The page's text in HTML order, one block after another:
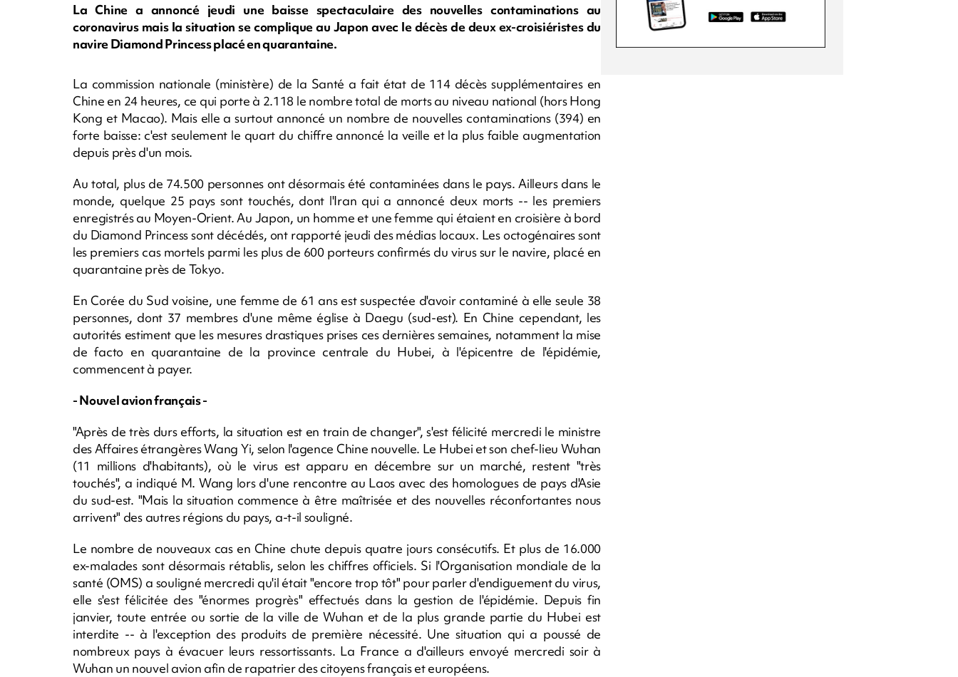
La Chine a annoncé jeudi une baisse spectaculaire des nouvelles contaminations au
coronavirus mais la situation se complique au Japon avec le décès de deux ex-croisiéristes du
navire Diamond Princess placé en quarantaine.
La commission nationale (ministère) de la Santé a fait état de 114 décès supplémentaires en
Chine en 24 heures, ce qui porte à 2.118 le nombre total de morts au niveau national (hors Hong
Kong et Macao). Mais elle a surtout annoncé un nombre de nouvelles contaminations (394) en
forte baisse: c'est seulement le quart du chiffre annoncé la veille et la plus faible augmentation
depuis près d'un mois.
Au total, plus de 74.500 personnes ont désormais été contaminées dans le pays. Ailleurs dans le
monde, quelque 25 pays sont touchés, dont l'Iran qui a annoncé deux morts -- les premiers
enregistrés au Moyen-Orient. Au Japon, un homme et une femme qui étaient en croisière à bord
du Diamond Princess sont décédés, ont rapporté jeudi des médias locaux. Les octogénaires sont
les premiers cas mortels parmi les plus de 600 porteurs confirmés du virus sur le navire, placé en
quarantaine près de Tokyo.
En Corée du Sud voisine, une femme de 61 ans est suspectée d'avoir contaminé à elle seule 38
personnes, dont 37 membres d'une même église à Daegu (sud-est). En Chine cependant, les
autorités estiment que les mesures drastiques prises ces dernières semaines, notamment la mise
de facto en quarantaine de la province centrale du Hubei, à l'épicentre de l'épidémie,
commencent à payer.
- Nouvel avion français -
"Après de très durs efforts, la situation est en train de changer", s'est félicité mercredi le ministre
des Affaires étrangères Wang Yi, selon l'agence Chine nouvelle. Le Hubei et son chef-lieu Wuhan
(11 millions d'habitants), où le virus est apparu en décembre sur un marché, restent "très
touchés", a indiqué M. Wang lors d'une rencontre au Laos avec des homologues de pays d'Asie
du sud-est. "Mais la situation commence à être maîtrisée et des nouvelles réconfortantes nous
arrivent" des autres régions du pays, a-t-il souligné.
Le nombre de nouveaux cas en Chine chute depuis quatre jours consécutifs. Et plus de 16.000
ex-malades sont désormais rétablis, selon les chiffres officiels. Si l'Organisation mondiale de la
santé (OMS) a souligné mercredi qu'il était "encore trop tôt" pour parler d'endiguement du virus,
elle s'est félicitée des "énormes progrès" effectués dans la gestion de l'épidémie. Depuis fin
janvier, toute entrée ou sortie de la ville de Wuhan et de la plus grande partie du Hubei est
interdite -- à l'exception des produits de première nécessité. Une situation qui a poussé de
nombreux pays à évacuer leurs ressortissants. La France a d'ailleurs envoyé mercredi soir à
Wuhan un nouvel avion afin de rapatrier des citoyens français et européens.